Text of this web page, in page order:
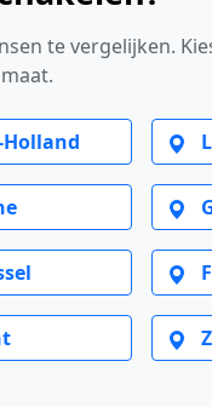
te vergelijken.